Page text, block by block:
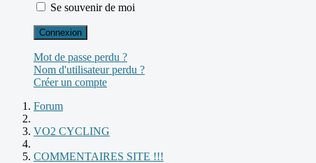
Se souvenir de moi
Connexion
Mot de passe perdu ?
Nom d'utilisateur perdu ?
Créer un compte
Forum
VO2 CYCLING
COMMENTAIRES SITE !!!